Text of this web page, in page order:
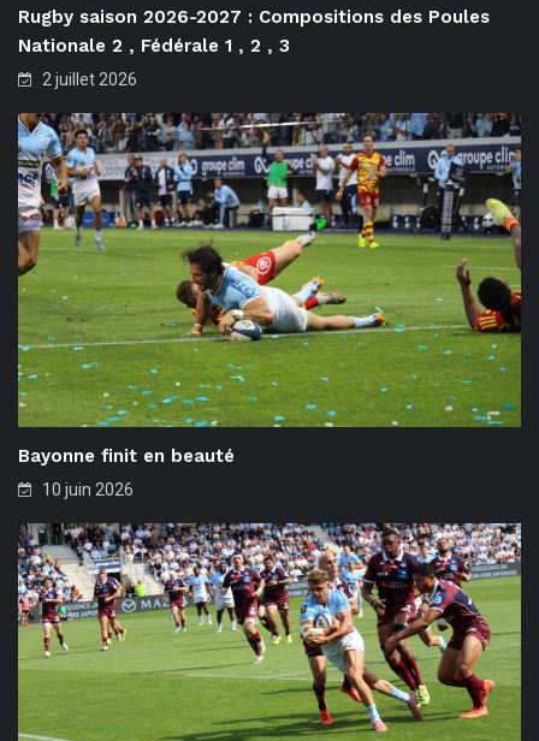
Rugby saison 2026-2027 : Compositions des Poules
Nationale 2 , Fédérale 1 , 2 , 3
2 juillet 2026
Bayonne finit en beauté
10 juin 2026